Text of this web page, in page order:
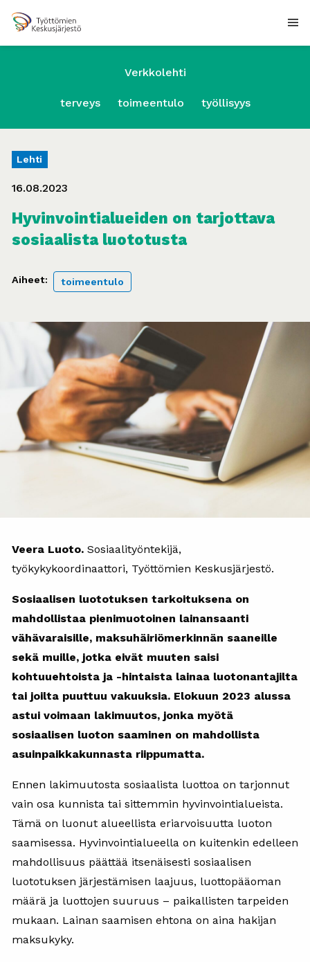
Verkkolehti
terveys toimeentulo työllisyys
Lehti
16.08.2023
Hyvinvointialueiden on tarjottava
sosiaalista luototusta
Aiheet: toimeentulo
Veera Luoto. Sosiaalityöntekijä,
työkykykoordinaattori, Työttömien Keskusjärjestö.
Sosiaalisen luototuksen tarkoituksena on
mahdollistaa pienimuotoinen lainansaanti
vähävaraisille, maksuhäiriömerkinnän saaneille
sekä muille, jotka eivät muuten saisi
kohtuuehtoista ja -hintaista lainaa luotonantajilta
tai joilta puuttuu vakuuksia. Elokuun 2023 alussa
astui voimaan lakimuutos, jonka myötä
sosiaalisen luoton saaminen on mahdollista
asuinpaikkakunnasta riippumatta.
Ennen lakimuutosta sosiaalista luottoa on tarjonnut
vain osa kunnista tai sittemmin hyvinvointialueista.
Tämä on luonut alueellista eriarvoisuutta luoton
saamisessa. Hyvinvointialueella on kuitenkin edelleen
mahdollisuus päättää itsenäisesti sosiaalisen
luototuksen järjestämisen laajuus, luottopääoman
määrä ja luottojen suuruus – paikallisten tarpeiden
mukaan. Lainan saamisen ehtona on aina hakijan
maksukyky.